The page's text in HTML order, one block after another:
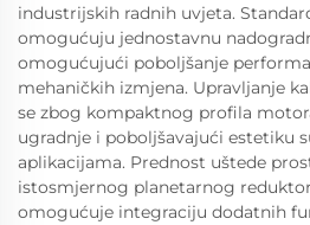
industrijskih radnih uvjeta.
omogućuju jednostavnu
omogućujući poboljšanje
mehaničkih izmjena. Upravljanje
se zbog kompaktnog profila
ugradnje i poboljšavajući estetiku
aplikacijama. Prednost uštede
istosmjernog planetarnog
omogućuje integraciju dodatnih